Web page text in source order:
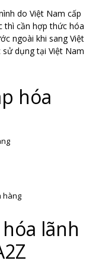
do Việt Nam cấp
thì cần hợp thức hóa
ngoài khi sang Việt
dụng tại Việt Nam
hóa
hàng
lãnh